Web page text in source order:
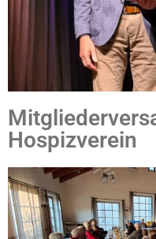
Hospizverein